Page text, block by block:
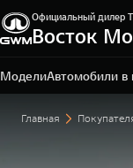
Официальный дилер
Восток
МоделиАвтомобили в
Пермь, ш.
+7 342 205-51-
Главная